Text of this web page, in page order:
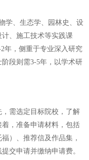
学、生态学、园林史、设
、施工技术等实践课
年，侧重于专业深入研究
段则需3-5年，以学术研
需选定目标院校，了解
，准备申请材料，包括
）、推荐信及作品集，
交申请并缴纳申请费。